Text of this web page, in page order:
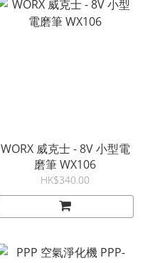
WORX 威克士 - 8V 小型電
磨筆 WX106
HK$340.00